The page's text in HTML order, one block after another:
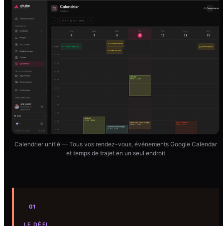
Calendrier unifié — Tous vos rendez-vous, événements Google Calendar
et temps de trajet en un seul endroit
01
LE DÉFI